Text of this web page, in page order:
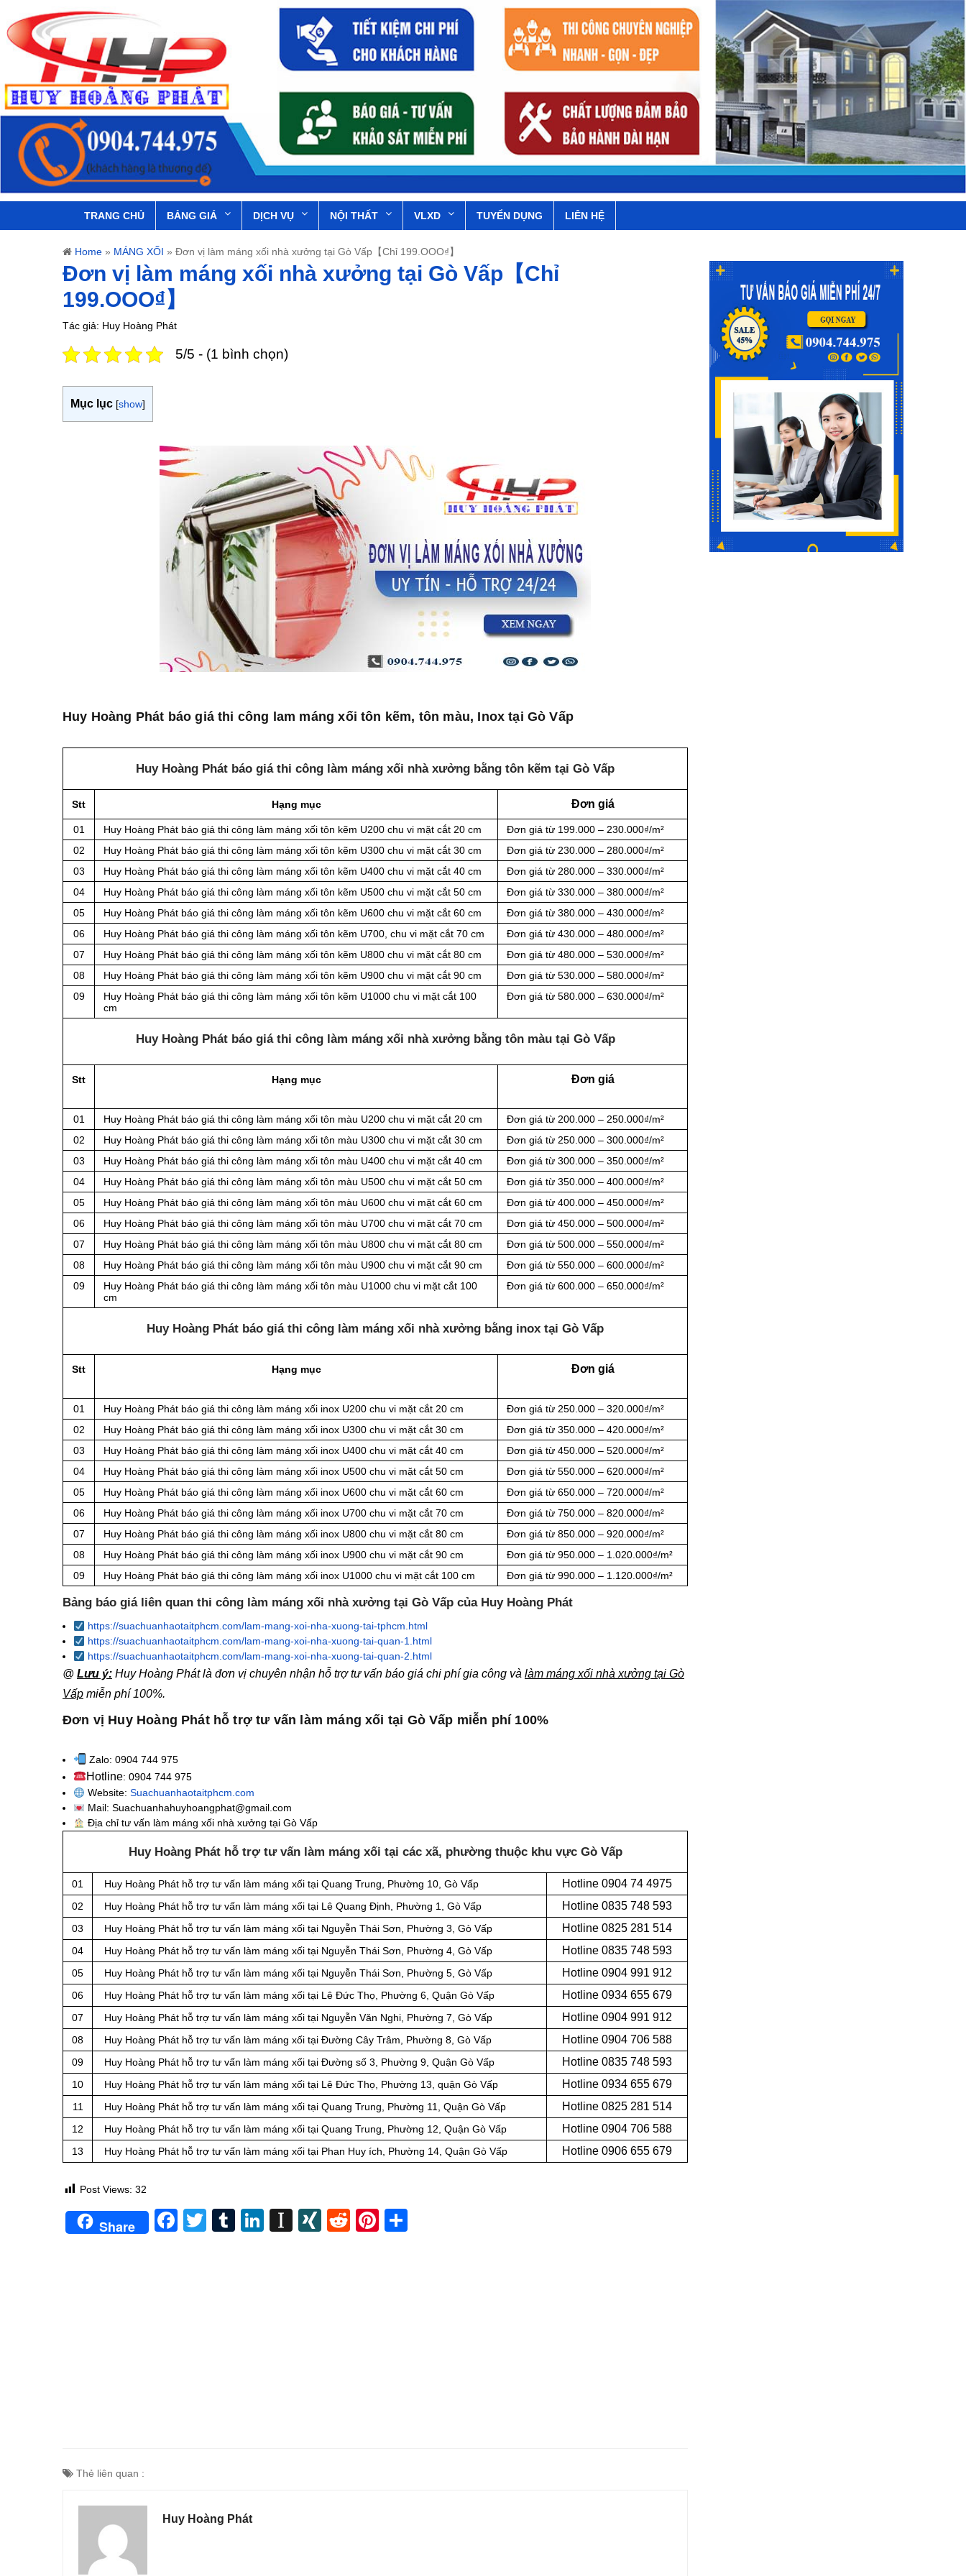
TRANG CHỦ BẢNG GIÁ DỊCH VỤ NỘI THẤT VLXD TUYỂN DỤNG LIÊN HỆ
Home » MÁNG XỐI » Đơn vị làm máng xối nhà xưởng tại Gò Vấp【Chỉ 199.OOO₫】
Đơn vị làm máng xối nhà xưởng tại Gò Vấp【Chỉ
199.OOO₫】
Tác giả: Huy Hoàng Phát
5/5 - (1 bình chọn)
Mục lục [show]
Huy Hoàng Phát báo giá thi công lam máng xối tôn kẽm, tôn màu, Inox tại Gò Vấp
Huy Hoàng Phát báo giá thi công làm máng xối nhà xưởng bằng tôn kẽm tại Gò Vấp
Stt Hạng mục Đơn giá
01 Huy Hoàng Phát báo giá thi công làm máng xối tôn kẽm U200 chu vi mặt cắt 20 cm
Đơn giá từ 199.000 – 230.000₫/m²
02
Huy Hoàng Phát báo giá thi công làm máng xối tôn kẽm U300 chu vi mặt cắt 30 cm
Đơn giá từ 230.000 – 280.000₫/m²
03
Huy Hoàng Phát báo giá thi công làm máng xối tôn kẽm U400 chu vi mặt cắt 40 cm
Đơn giá từ 280.000 – 330.000₫/m²
04
Huy Hoàng Phát báo giá thi công làm máng xối tôn kẽm U500 chu vi mặt cắt 50 cm
Đơn giá từ 330.000 – 380.000₫/m²
05
Huy Hoàng Phát báo giá thi công làm máng xối tôn kẽm U600 chu vi mặt cắt 60 cm
Đơn giá từ 380.000 – 430.000₫/m²
06
Huy Hoàng Phát báo giá thi công làm máng xối tôn kẽm U700, chu vi mặt cắt 70 cm
Đơn giá từ 430.000 – 480.000₫/m²
07
Huy Hoàng Phát báo giá thi công làm máng xối tôn kẽm U800 chu vi mặt cắt 80 cm
Đơn giá từ 480.000 – 530.000₫/m²
08
Huy Hoàng Phát báo giá thi công làm máng xối tôn kẽm U900 chu vi mặt cắt 90 cm
Đơn giá từ 530.000 – 580.000₫/m²
09
Huy Hoàng Phát báo giá thi công làm máng xối tôn kẽm U1000 chu vi mặt cắt 100
cm
Đơn giá từ 580.000 – 630.000₫/m²
Huy Hoàng Phát báo giá thi công làm máng xối nhà xưởng bằng tôn màu tại Gò Vấp
Stt Hạng mục Đơn giá
01 Huy Hoàng Phát báo giá thi công làm máng xối tôn màu U200 chu vi mặt cắt 20 cm
Đơn giá từ 200.000 – 250.000₫/m²
02
Huy Hoàng Phát báo giá thi công làm máng xối tôn màu U300 chu vi mặt cắt 30 cm
Đơn giá từ 250.000 – 300.000₫/m²
03
Huy Hoàng Phát báo giá thi công làm máng xối tôn màu U400 chu vi mặt cắt 40 cm
Đơn giá từ 300.000 – 350.000₫/m²
04
Huy Hoàng Phát báo giá thi công làm máng xối tôn màu U500 chu vi mặt cắt 50 cm
Đơn giá từ 350.000 – 400.000₫/m²
05
Huy Hoàng Phát báo giá thi công làm máng xối tôn màu U600 chu vi mặt cắt 60 cm
Đơn giá từ 400.000 – 450.000₫/m²
06
Huy Hoàng Phát báo giá thi công làm máng xối tôn màu U700 chu vi mặt cắt 70 cm
Đơn giá từ 450.000 – 500.000₫/m²
07
Huy Hoàng Phát báo giá thi công làm máng xối tôn màu U800 chu vi mặt cắt 80 cm
Đơn giá từ 500.000 – 550.000₫/m²
08
Huy Hoàng Phát báo giá thi công làm máng xối tôn màu U900 chu vi mặt cắt 90 cm
Đơn giá từ 550.000 – 600.000₫/m²
09
Huy Hoàng Phát báo giá thi công làm máng xối tôn màu U1000 chu vi mặt cắt 100
cm
Đơn giá từ 600.000 – 650.000₫/m²
Huy Hoàng Phát báo giá thi công làm máng xối nhà xưởng bằng inox tại Gò Vấp
Stt Hạng mục Đơn giá
01 Huy Hoàng Phát báo giá thi công làm máng xối inox U200 chu vi mặt cắt 20 cm
Đơn giá từ 250.000 – 320.000₫/m²
02
Huy Hoàng Phát báo giá thi công làm máng xối inox U300 chu vi mặt cắt 30 cm
Đơn giá từ 350.000 – 420.000₫/m²
03
Huy Hoàng Phát báo giá thi công làm máng xối inox U400 chu vi mặt cắt 40 cm
Đơn giá từ 450.000 – 520.000₫/m²
04
Huy Hoàng Phát báo giá thi công làm máng xối inox U500 chu vi mặt cắt 50 cm
Đơn giá từ 550.000 – 620.000₫/m²
05
Huy Hoàng Phát báo giá thi công làm máng xối inox U600 chu vi mặt cắt 60 cm
Đơn giá từ 650.000 – 720.000₫/m²
06
Huy Hoàng Phát báo giá thi công làm máng xối inox U700 chu vi mặt cắt 70 cm
Đơn giá từ 750.000 – 820.000₫/m²
07
Huy Hoàng Phát báo giá thi công làm máng xối inox U800 chu vi mặt cắt 80 cm
Đơn giá từ 850.000 – 920.000₫/m²
08
Huy Hoàng Phát báo giá thi công làm máng xối inox U900 chu vi mặt cắt 90 cm
Đơn giá từ 950.000 – 1.020.000₫/m²
09
Huy Hoàng Phát báo giá thi công làm máng xối inox U1000 chu vi mặt cắt 100 cm Đơn giá từ 990.000 – 1.120.000₫/m²
Bảng báo giá liên quan thi công làm máng xối nhà xưởng tại Gò Vấp của Huy Hoàng Phát
https://suachuanhaotaitphcm.com/lam-mang-xoi-nha-xuong-tai-tphcm.html
https://suachuanhaotaitphcm.com/lam-mang-xoi-nha-xuong-tai-quan-1.html
https://suachuanhaotaitphcm.com/lam-mang-xoi-nha-xuong-tai-quan-2.html
@ Lưu ý: Huy Hoàng Phát là đơn vị chuyên nhận hỗ trợ tư vấn báo giá chi phí gia công và làm máng xối nhà xưởng tại Gò
Vấp miễn phí 100%.
Đơn vị Huy Hoàng Phát hỗ trợ tư vấn làm máng xối tại Gò Vấp miễn phí 100%
Zalo: 0904 744 975
Hotline: 0904 744 975
Website: Suachuanhaotaitphcm.com
Mail: Suachuanhahuyhoangphat@gmail.com
Địa chỉ tư vấn làm máng xối nhà xưởng tại Gò Vấp
Huy Hoàng Phát hỗ trợ tư vấn làm máng xối tại các xã, phường thuộc khu vực Gò Vấp
01 Huy Hoàng Phát hỗ trợ tư vấn làm máng xối tại Quang Trung, Phường 10, Gò Vấp Hotline 0904 74 4975
02 Huy Hoàng Phát hỗ trợ tư vấn làm máng xối tại Lê Quang Định, Phường 1, Gò Vấp Hotline 0835 748 593
03 Huy Hoàng Phát hỗ trợ tư vấn làm máng xối tại Nguyễn Thái Sơn, Phường 3, Gò Vấp Hotline 0825 281 514
04 Huy Hoàng Phát hỗ trợ tư vấn làm máng xối tại Nguyễn Thái Sơn, Phường 4, Gò Vấp Hotline 0835 748 593
05 Huy Hoàng Phát hỗ trợ tư vấn làm máng xối tại Nguyễn Thái Sơn, Phường 5, Gò Vấp Hotline 0904 991 912
06 Huy Hoàng Phát hỗ trợ tư vấn làm máng xối tại Lê Đức Thọ, Phường 6, Quận Gò Vấp Hotline 0934 655 679
07 Huy Hoàng Phát hỗ trợ tư vấn làm máng xối tại Nguyễn Văn Nghi, Phường 7, Gò Vấp Hotline 0904 991 912
08 Huy Hoàng Phát hỗ trợ tư vấn làm máng xối tại Đường Cây Trâm, Phường 8, Gò Vấp Hotline 0904 706 588
09 Huy Hoàng Phát hỗ trợ tư vấn làm máng xối tại Đường số 3, Phường 9, Quận Gò Vấp Hotline 0835 748 593
10 Huy Hoàng Phát hỗ trợ tư vấn làm máng xối tại Lê Đức Thọ, Phường 13, quận Gò Vấp Hotline 0934 655 679
11 Huy Hoàng Phát hỗ trợ tư vấn làm máng xối tại Quang Trung, Phường 11, Quận Gò Vấp Hotline 0825 281 514
12 Huy Hoàng Phát hỗ trợ tư vấn làm máng xối tại Quang Trung, Phường 12, Quận Gò Vấp Hotline 0904 706 588
13 Huy Hoàng Phát hỗ trợ tư vấn làm máng xối tại Phan Huy ích, Phường 14, Quận Gò Vấp Hotline 0906 655 679
Post Views: 32
Share Facebook
TwitterTumblrLinkedIn
Instapaper
XINGRedditPinterest
Thẻ liên quan :
Huy Hoàng Phát